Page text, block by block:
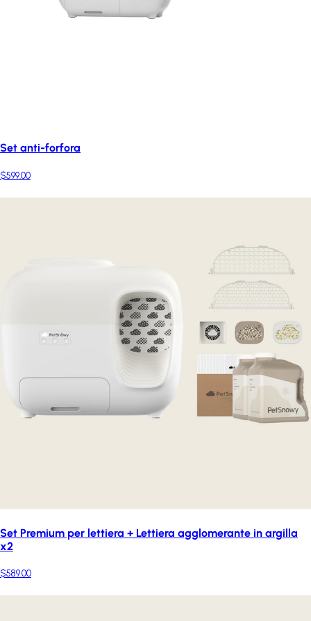
Set anti-forfora
$599.00
Set Premium per lettiera + Lettiera agglomerante in argilla
x2
$589.00